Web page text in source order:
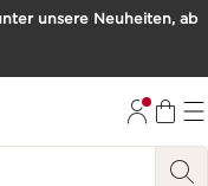
unsere Neuheiten, ab